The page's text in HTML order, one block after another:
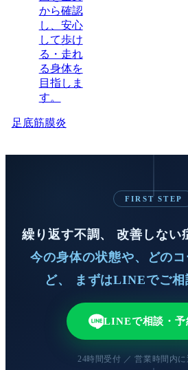
足底筋膜炎
FIRST STEP
繰り返す不調、 改善しない
今の身体の状態や、どの
ど、 まずはLINEでご相
LINEで相談・予
24時間受付 ／ 営業時間内